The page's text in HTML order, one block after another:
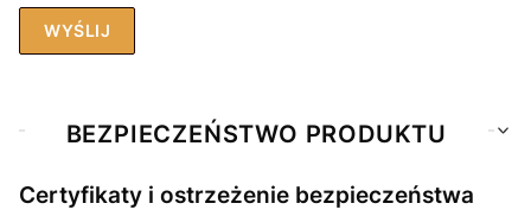
WYŚLIJ
BEZPIECZEŃSTWO PRODUKTU
Certyfikaty i ostrzeżenie bezpieczeństwa